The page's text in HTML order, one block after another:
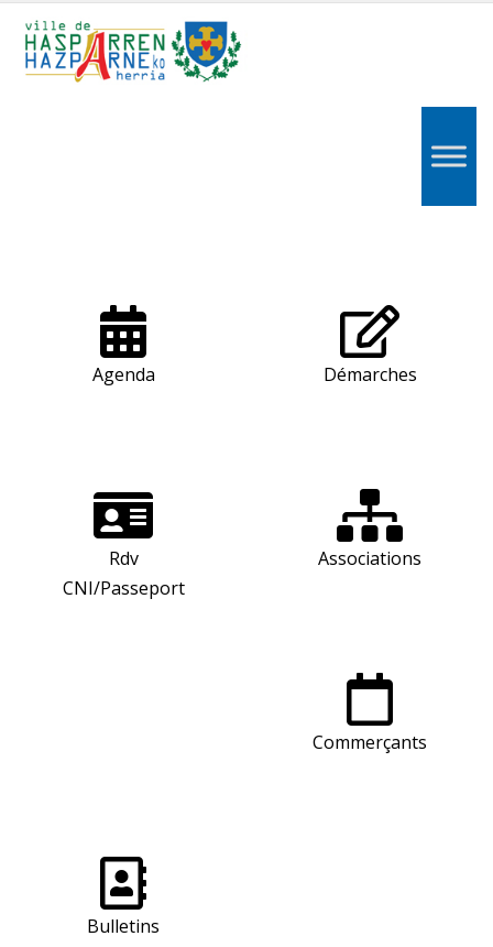
Hasparren,
Hazparne,
Agenda Démarches
Rdv
CNI/Passeport
Associations
Commerçants
Bulletins